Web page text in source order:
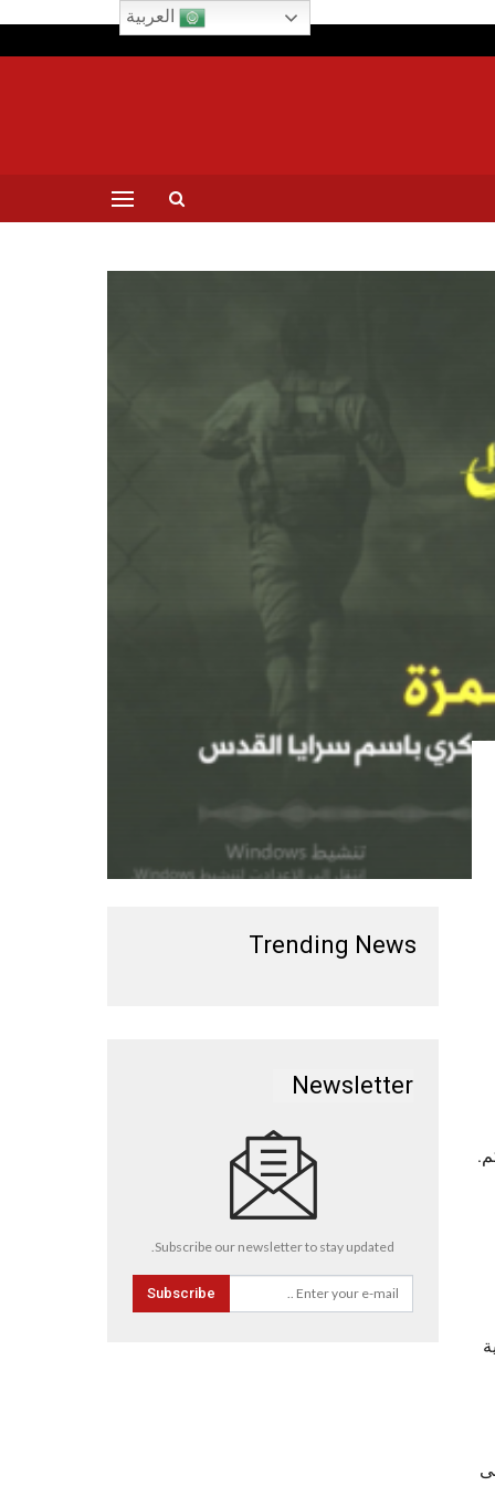
Trending News
Newsletter
Subscribe our newsletter to stay updated.
Subscribe
العربية